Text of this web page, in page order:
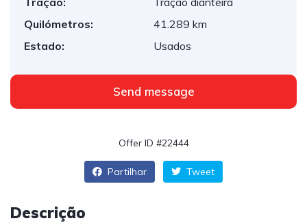
Quilómetros:
41.289 km
Estado:
Usados
Send message
Offer ID #22444
Partilhar Tweet
Descrição